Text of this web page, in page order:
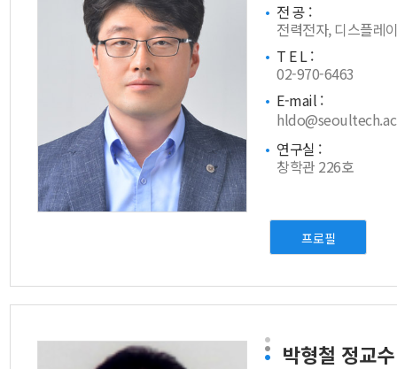
전 공 :
전력전자, 디스플레
T E L :
02-970-6463
E-mail :
연구실 :
창학관 226호
프로필
박형철 정교수